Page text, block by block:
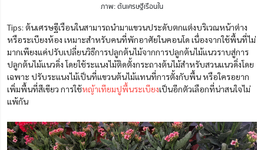
ภาพ: ต้นเศรษฐีเรือนใน
Tips: ต้นเศรษฐีเรือนในสามารถนำมาแขวนประดับตกแต่งบริเวณหน้าต่าง
หรือระเบียงห้อง เหมาะสำหรับคนที่พักอาศัยในคอนโด เนื่องจากใช้พื้นที่ไม่
มากเพียงแค่ปรับเปลี่ยนวิธีการปลูกต้นไม้จากการปลูกต้นไม้แนวราบสู่การ
ปลูกต้นไม้แนวดิ่ง โดยใช้ระแนงไม้ติดตั้งกระถางต้นไม้สำหรับสวนแนวดิ่งโดย
เฉพาะ ปรับระแนงไม้เป็นที่แขวนต้นไม้แทนที่การตั้งกับพื้น หรือใครอยาก
เพิ่มพื้นที่สีเขียว การใช้หญ้าเทียมปูพื้นระเบียงเป็นอีกตัวเลือกที่น่าสนใจไม่
แพ้กัน